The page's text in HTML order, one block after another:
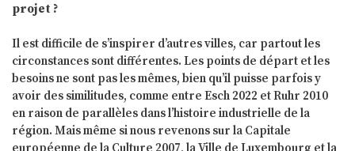
projet ?
Il est difficile de s’inspirer d’autres villes, car partout les
circonstances sont différentes. Les points de départ et les
besoins ne sont pas les mêmes, bien qu’il puisse parfois y
avoir des similitudes, comme entre Esch 2022 et Ruhr 2010
en raison de parallèles dans l’histoire industrielle de la
région. Mais même si nous revenons sur la Capitale